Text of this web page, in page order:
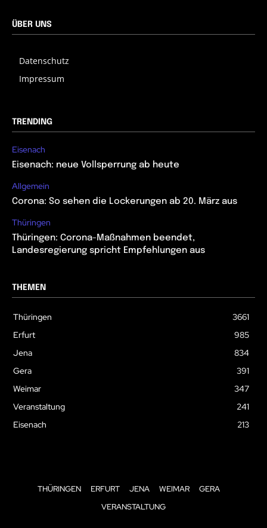
ÜBER UNS
Datenschutz
Impressum
TRENDING
Eisenach
Eisenach: neue Vollsperrung ab heute
Allgemein
Corona: So sehen die Lockerungen ab 20. März aus
Thüringen
Thüringen: Corona-Maßnahmen beendet,
Landesregierung spricht Empfehlungen aus
THEMEN
Thüringen
3661
Erfurt
985
Jena
834
Gera
391
Weimar
347
Veranstaltung
241
Eisenach
213
THÜRINGEN ERFURT JENA WEIMAR
GERA
VERANSTALTUNG